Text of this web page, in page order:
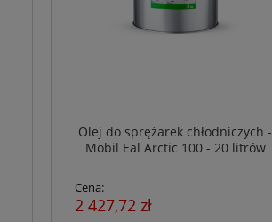
Olej do sprężarek chłodniczych -
Mobil Eal Arctic 100 - 20 litrów
Cena:
2 427,72 zł